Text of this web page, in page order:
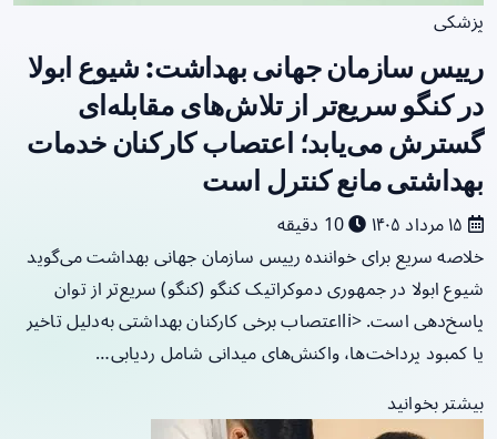
پزشکی
رییس سازمان جهانی بهداشت: شیوع ابولا
در کنگو سریع‌تر از تلاش‌های مقابله‌ای
گسترش می‌یابد؛ اعتصاب کارکنان خدمات
بهداشتی مانع کنترل است
10 دقیقه
خلاصه سریع برای خواننده رییس سازمان جهانی بهداشت می‌گوید
شیوع ابولا در جمهوری دموکراتیک کنگو (کنگو) سریع‌تر از توان
پاسخ‌دهی است. <liاعتصاب برخی کارکنان بهداشتی به‌دلیل تاخیر
یا کمبود پرداخت‌ها، واکنش‌های میدانی شامل ردیابی…
بیشتر بخوانید